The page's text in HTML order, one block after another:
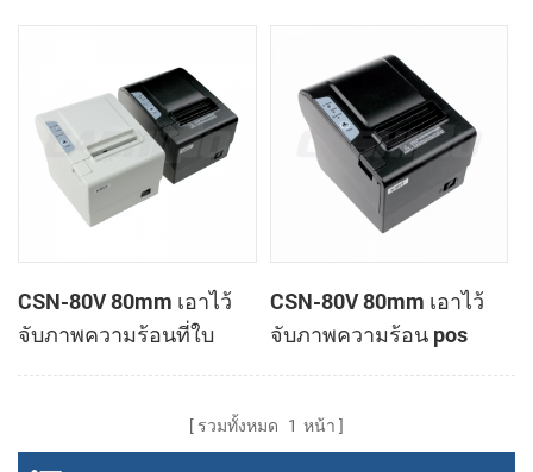
CSN-80V 80mm เอาไว้
จับภาพความร้อนที่ใบ
เสร็จ POS เครื่องพิมพ์
CSN-80V 80mm เอาไว้
จับภาพความร้อน pos
เครื่องพิมพ์
รวมทั้งหมด 1 หน้า